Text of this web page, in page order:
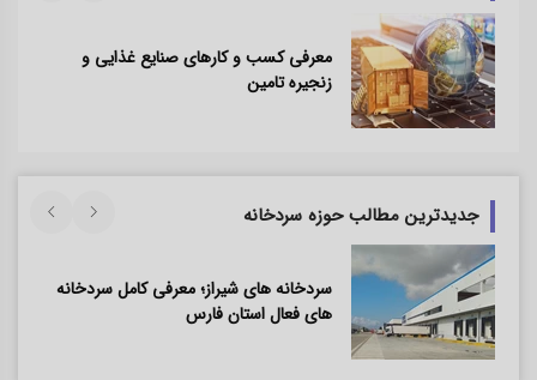
معرفی کسب و کارهای صنایع غذایی و
زنجیره تامین
جدیدترین مطالب حوزه سردخانه
سردخانه های شیراز؛ معرفی کامل سردخانه
های فعال استان فارس